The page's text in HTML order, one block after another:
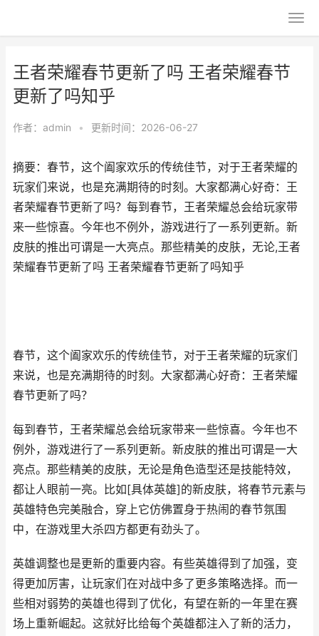
王者荣耀春节更新了吗 王者荣耀春节
更新了吗知乎
作者： admin • 更新时间：2026-06-27
摘要：春节，这个阖家欢乐的传统佳节，对于王者荣耀的
玩家们来说，也是充满期待的时刻。大家都满心好奇：王
者荣耀春节更新了吗？每到春节，王者荣耀总会给玩家带
来一些惊喜。今年也不例外，游戏进行了一系列更新。新
皮肤的推出可谓是一大亮点。那些精美的皮肤，无论,王者
荣耀春节更新了吗 王者荣耀春节更新了吗知乎
春节，这个阖家欢乐的传统佳节，对于王者荣耀的玩家们
来说，也是充满期待的时刻。大家都满心好奇：王者荣耀
春节更新了吗？
每到春节，王者荣耀总会给玩家带来一些惊喜。今年也不
例外，游戏进行了一系列更新。新皮肤的推出可谓是一大
亮点。那些精美的皮肤，无论是角色造型还是技能特效，
都让人眼前一亮。比如[具体英雄]的新皮肤，将春节元素与
英雄特色完美融合，穿上它仿佛置身于热闹的春节氛围
中，在游戏里大杀四方都更有劲头了。
英雄调整也是更新的重要内容。有些英雄得到了加强，变
得更加厉害，让玩家们在对战中多了更多策略选择。而一
些相对弱势的英雄也得到了优化，有望在新的一年里在赛
场上重新崛起。这就好比给每个英雄都注入了新的活力，